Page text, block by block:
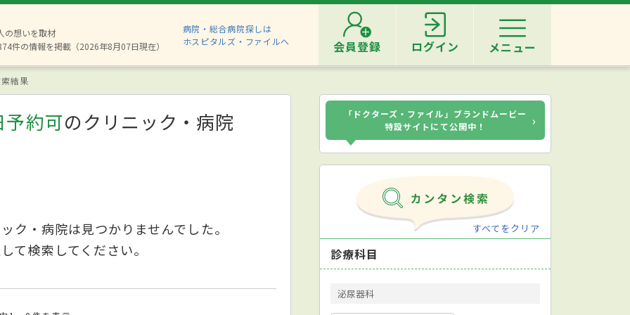
の想いを取材
件の情報を掲載（2026年8月07日現在）
病院・総合病院探しは
ホスピタルズ・ファイルへ
会員登録 ログイン メニュー
結果
約可のクリニック・病院
ク・病院は見つかりませんでした。
て検索してください。
「ドクターズ・ファイル」ブランドムービー
特設サイトにて公開中！
›
すべてをクリア
診療科目
泌尿器科